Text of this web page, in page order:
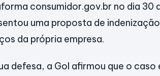
consumidor.gov.br no dia 30
uma proposta de
da própria empresa.
defesa, a Gol afirmou que o